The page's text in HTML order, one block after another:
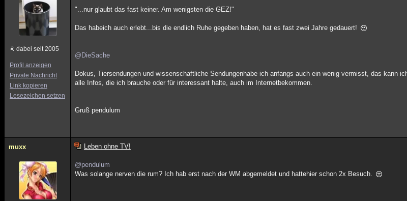
dabei seit 2005
Profil anzeigen
Private Nachricht
Link kopieren
Lesezeichen setzen
"...nur glaubt das fast keiner. Am wenigsten die GEZ!"
Das habeich auch erlebt...bis die endlich Ruhe gegeben haben, hat es fast zwei Jahre gedauert!
@DieSache
Dokus, Tiersendungen und wissenschaftliche Sendungenhabe ich anfangs auch ein wenig vermisst, das kann
alle Infos, die ich brauche oder für interessant halte, auch im Internetbekommen.
Gruß pendulum
muxx Leben ohne TV!
@pendulum
Was solange nerven die rum? Ich hab erst nach der WM abgemeldet und hattehier schon 2x Besuch.